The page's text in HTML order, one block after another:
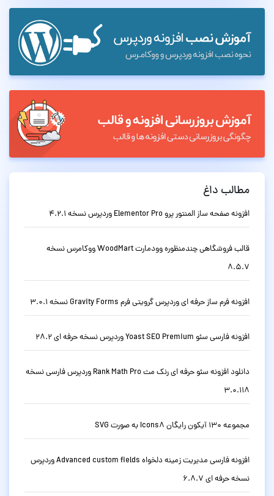
مطالب داغ
افزونه صفحه ساز المنتور پرو Elementor Pro وردپرس نسخه 4.2.1
قالب فروشگاهی چندمنظوره وودمارت WoodMart ووکامرس نسخه
8.5.7
افزونه فرم ساز حرفه ای وردپرس گرویتی فرم Gravity Forms نسخه 3.0.1
افزونه فارسی سئو Yoast SEO Premium وردپرس نسخه حرفه ای 28.2
دانلود افزونه سئو حرفه ای رنک مث Rank Math Pro وردپرس فارسی نسخه
3.0.118
مجموعه 130 آیکون رایگان Icons8 به صورت SVG
افزونه فارسی مدیریت زمینه دلخواه Advanced custom fields وردپرس
نسخه حرفه ای 6.8.7